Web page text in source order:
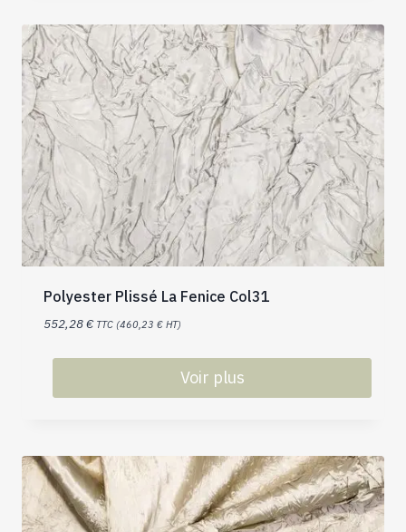
Polyester Plissé La Fenice Col31
552,28€ TTC (460,23 € HT)
Voir plus